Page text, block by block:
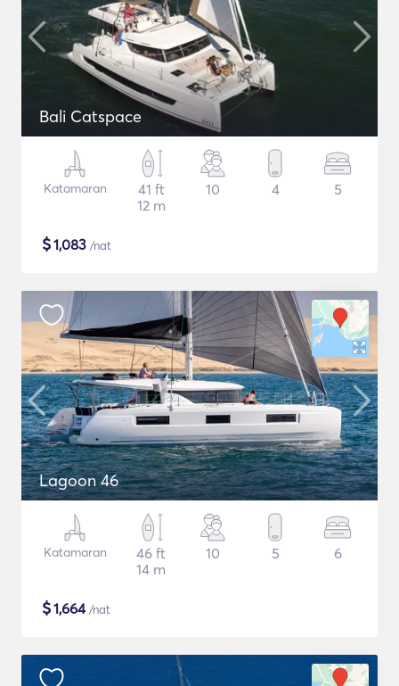
Bali Catspace
Katamaran
41 ft
12 m
10 4 5
$1,083 /nat
Lagoon 46
Katamaran
46 ft
14 m
10 5 6
$1,664/nat